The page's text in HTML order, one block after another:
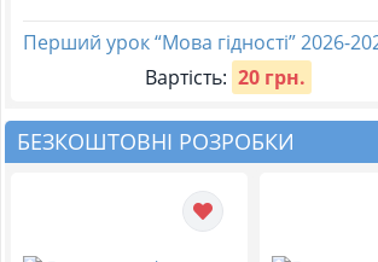
Перший урок “Мова гідності” 2026-
Вартість: 20 грн.
БЕЗКОШТОВНІ РОЗРОБКИ